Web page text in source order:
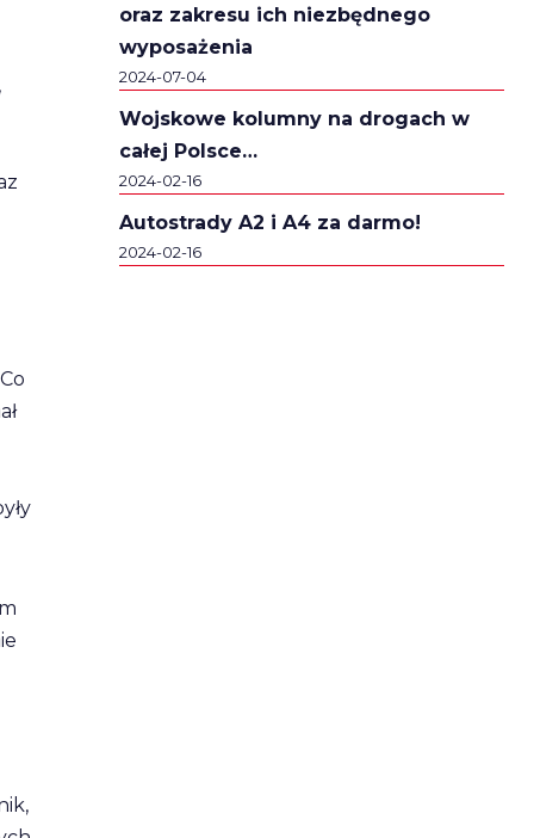
oraz zakresu ich niezbędnego
wyposażenia
2024-07-04
Wojskowe kolumny na drogach w
całej Polsce…
2024-02-16
Autostrady A2 i A4 za darmo!
2024-02-16